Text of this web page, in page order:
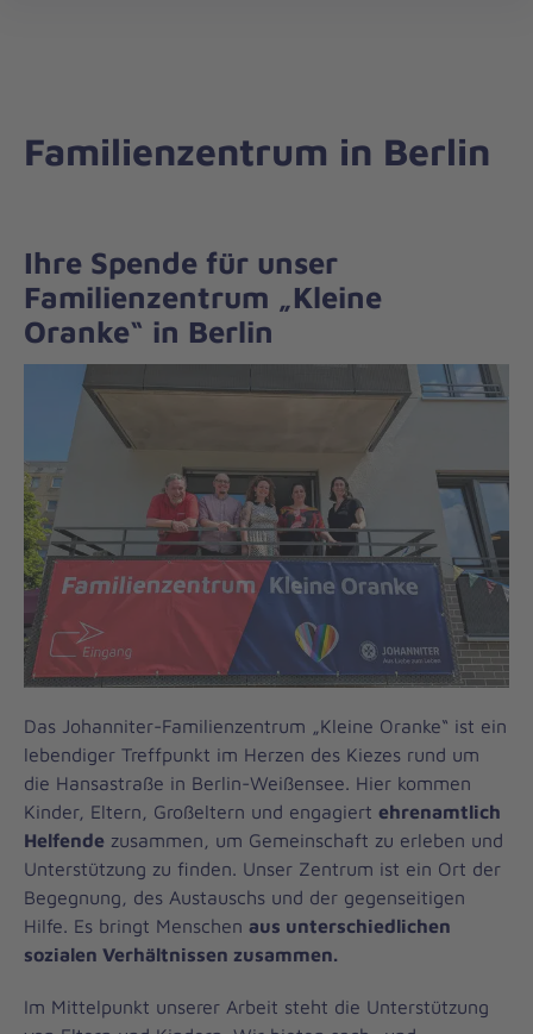
zum
Familienzentrum in Berlin
Ihre Spende für unser
Familienzentrum „Kleine
Oranke“ in Berlin
Das Johanniter-Familienzentrum „Kleine Oranke“ ist ein
lebendiger Treffpunkt im Herzen des Kiezes rund um
die Hansastraße in Berlin-Weißensee. Hier kommen
Kinder, Eltern, Großeltern und engagiert ehrenamtlich
Helfende zusammen, um Gemeinschaft zu erleben und
Unterstützung zu finden. Unser Zentrum ist ein Ort der
Begegnung, des Austauschs und der gegenseitigen
Hilfe. Es bringt Menschen aus unterschiedlichen
sozialen Verhältnissen zusammen.
Im Mittelpunkt unserer Arbeit steht die Unterstützung